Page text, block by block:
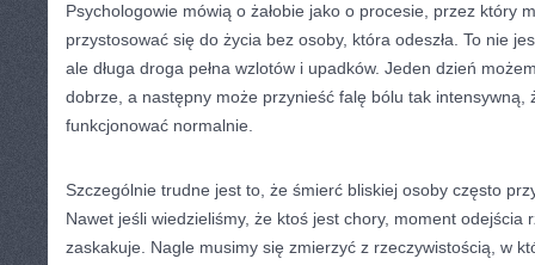
Psychologowie mówią o żałobie jako o procesie, przez który
przystosować się do życia bez osoby, która odeszła. To nie
ale długa droga pełna wzlotów i upadków. Jeden dzień
dobrze, a następny może przynieść falę bólu tak intensywną,
funkcjonować normalnie.
Szczególnie trudne jest to, że śmierć bliskiej osoby często
Nawet jeśli wiedzieliśmy, że ktoś jest chory, moment odejścia
zaskakuje. Nagle musimy się zmierzyć z rzeczywistością, w